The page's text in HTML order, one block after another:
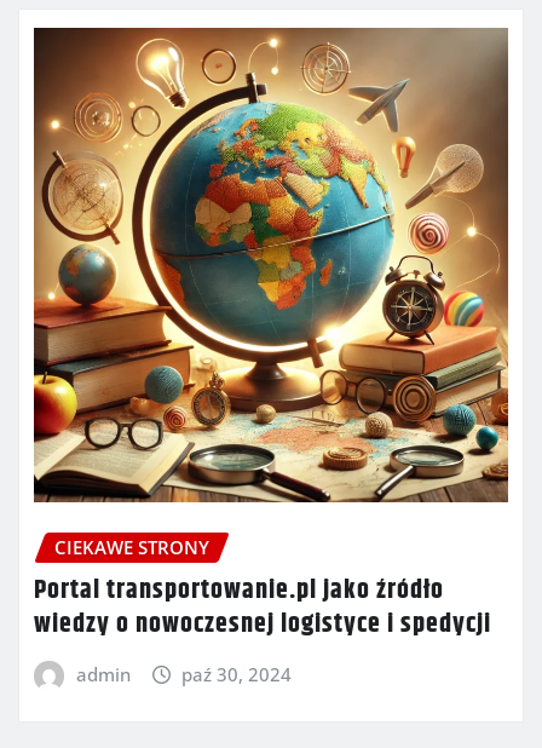
CIEKAWE STRONY
Portal transportowanie.pl jako źródło
wiedzy o nowoczesnej logistyce i spedycji
admin paź 30, 2024